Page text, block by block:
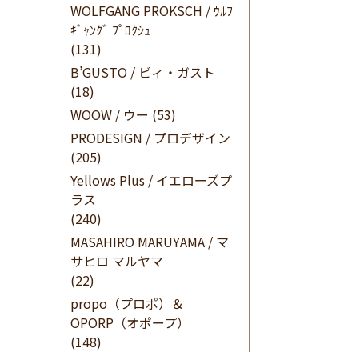
WOLFGANG PROKSCH / ｳﾙﾌ
ｷﾞｬﾝｸﾞ ﾌﾟﾛｸｼｭ
(131)
B’GUSTO / ビィ・ガスト
(18)
WOOW / ウー (53)
PRODESIGN / プロデザイン
(205)
Yellows Plus / イエローズプ
ラス
(240)
MASAHIRO MARUYAMA / マ
サヒロ マルヤマ
(22)
propo（プロポ）＆
OPORP（オポープ）
(148)